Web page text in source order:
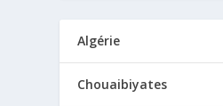
Algérie
Chouaibiyates